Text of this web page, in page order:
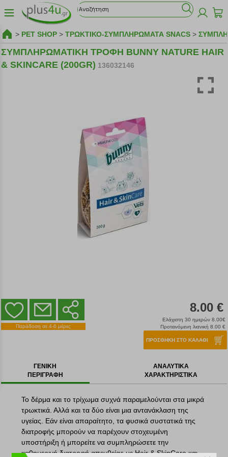
> PET SHOP > ΤΡΩΚΤΙΚΟ-ΣΥΜΠΛΗΡΩΜΑΤΑ SNACS >
ΣΥΜΠΛΗΡΩΜΑΤΙΚΗ ΤΡΟΦΗ BUNNY NATURE HAIR
& SKINCARE (200GR) 136032146
Παράδοση σε 4-6 μέρες
8.00 €
Ελάχιστη 30 ημερών 8.00€
Προτεινόμενη λιανική 8.00 €
ΠΡΟΣΘΗΚΗ ΣΤΟ ΚΑΛΑΘΙ
ΓΕΝΙΚΗ
ΠΕΡΙΓΡΑΦΗ
ΑΝΑΛΥΤΙΚΑ
ΧΑΡΑΚΤΗΡΙΣΤΙΚΑ
Το δέρμα και το τρίχωμα συχνά παραμελούνται στα μικρά
τρωκτικά. Αλλά και τα δύο είναι μια αντανάκλαση της
υγείας. Εάν είναι απαραίτητο, τα φυσικά συστατικά της
διατροφής μπορούν να παρέχουν στοχευμένη
υποστήριξη ή μπορείτε να συμπληρώσετε την
καθημερινή διατροφή απευθείας με Hair & SkinCare και